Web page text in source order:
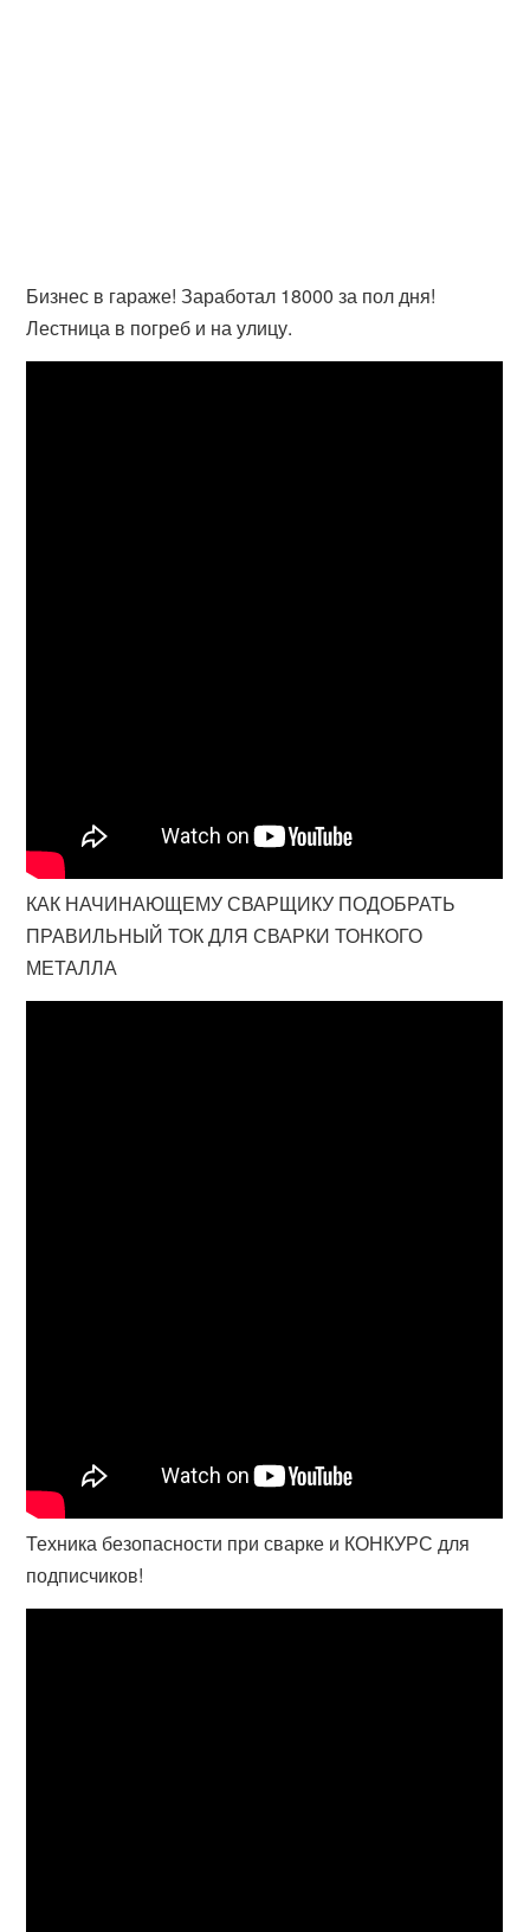
Бизнес в гараже! Заработал 18000 за пол дня!
Лестница в погреб и на улицу.
КАК НАЧИНАЮЩЕМУ СВАРЩИКУ ПОДОБРАТЬ
ПРАВИЛЬНЫЙ ТОК ДЛЯ СВАРКИ ТОНКОГО
МЕТАЛЛА
Техника безопасности при сварке и КОНКУРС для
подписчиков!